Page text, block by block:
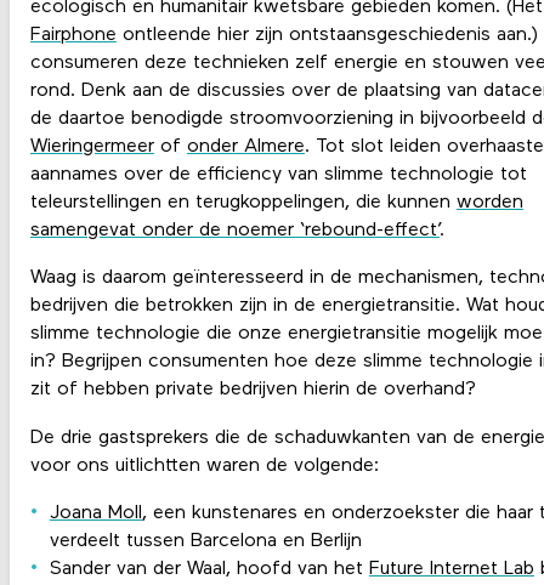
ecologisch en humanitair kwetsbare gebieden komen.
Fairphone ontleende hier zijn ontstaansgeschiedenis aan.)
consumeren deze technieken zelf energie en stouwen
rond. Denk aan de discussies over de plaatsing van
de daartoe benodigde stroomvoorziening in bijvoorbeeld
Wieringermeerof onder Almere. Tot slot leiden overhaaste
aannames over de efficiency van slimme technologie tot
teleurstellingen en terugkoppelingen, die kunnen worden
samengevat onder de noemer ‘rebound-effect’.
Waag is daarom geïnteresseerd in de mechanismen,
bedrijven die betrokken zijn in de energietransitie. Wat
slimme technologie die onze energietransitie mogelijk
in? Begrijpen consumenten hoe deze slimme technologie
zit of hebben private bedrijven hierin de overhand?
De drie gastsprekers die de schaduwkanten van de
voor ons uitlichtten waren de volgende:
Joana Moll , een kunstenares en onderzoekster die haar
verdeelt tussen Barcelona en Berlijn
Sander van der Waal, hoofd van het Future Internet Lab